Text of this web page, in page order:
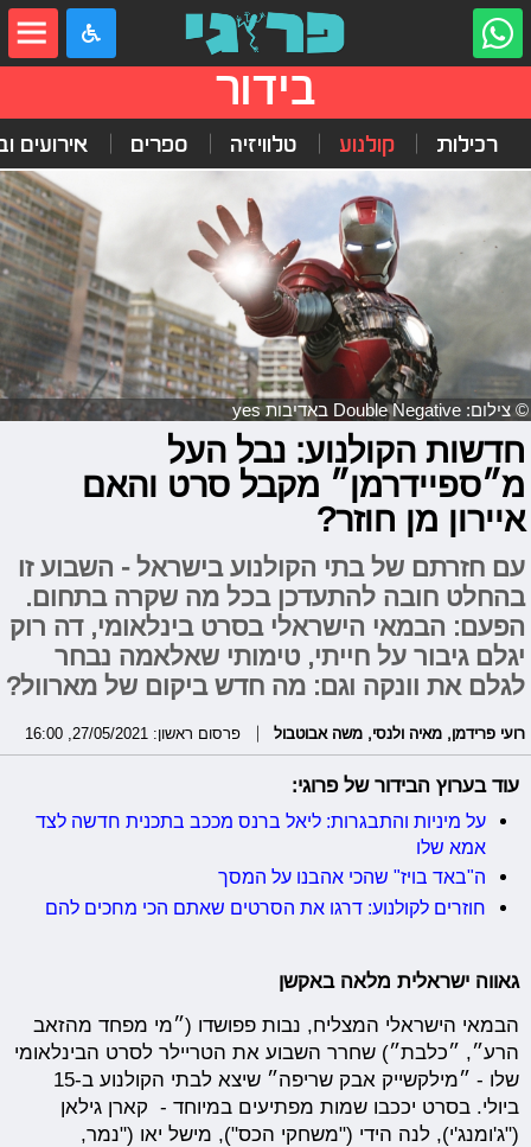
בידור
רכילות קולנוע טלוויזיה ספרים אירועים
© צילום: Double Negative באדיבות yes
חדשות הקולנוע: נבל העל
מ״ספיידרמן״ מקבל סרט והאם
איירון מן חוזר?
עם חזרתם של בתי הקולנוע בישראל - השבוע זו
בהחלט חובה להתעדכן בכל מה שקרה בתחום.
הפעם: הבמאי הישראלי בסרט בינלאומי, דה רוק
יגלם גיבור על חייתי, טימותי שאלאמה נבחר
לגלם את וונקה וגם: מה חדש ביקום של מארוול?
רועי פרידמן, מאיה ולנסי, משה אבוטבול פרסום ראשון: 27/05/2021, 16:00
עוד בערוץ הבידור של פרוגי:
על מיניות והתבגרות: ליאל ברנס מככב בתכנית חדשה לצד
אמא שלו
ה"באד בויז" שהכי אהבנו על המסך
חוזרים לקולנוע: דרגו את הסרטים שאתם הכי מחכים להם
גאווה ישראלית מלאה באקשן
הבמאי הישראלי המצליח, נבות פפושדו (״מי מפחד מהזאב
הרע״, ״כלבת״) שחרר השבוע את הטריילר לסרט הבינלאומי
שלו - ״מילקשייק אבק שריפה״ שיצא לבתי הקולנוע ב-15
ביולי. בסרט יככבו שמות מפתיעים במיוחד - קארן גילאן
("ג'ומנג'י), לנה הידי ("משחקי הכס"), מישל יאו ("נמר,